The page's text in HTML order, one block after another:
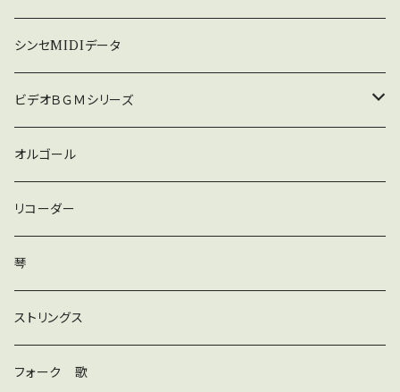
暗い
普通
シンセMIDIデータ
ビデオＢＧＭシリーズ
ロック
ラテン
ダンス
和風
京都
ストリングス
オルゴール
リコーダー
琴
ストリングス
フォーク 歌